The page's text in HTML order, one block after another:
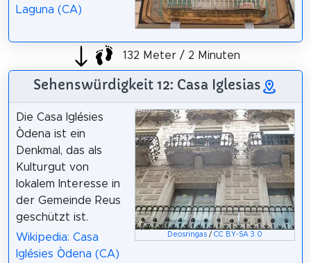
Laguna (CA)
132 Meter / 2 Minuten
Sehenswürdigkeit 12: Casa Iglesias
Deosringas /CC BY-SA 3.0
Die Casa Iglésies
Òdena ist ein
Denkmal, das als
Kulturgut von
lokalem Interesse in
der Gemeinde Reus
geschützt ist.
Wikipedia: Casa
Iglésies Òdena (CA)